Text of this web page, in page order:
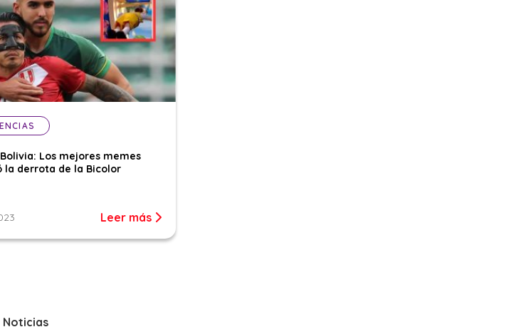
Los mejores memes
la derrota de la Bicolor
Leer más
Noticias